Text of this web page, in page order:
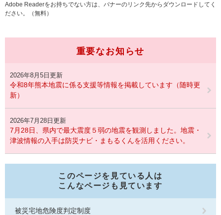
Adobe Readerをお持ちでない方は、バナーのリンク先からダウンロードしてく
ださい。（無料）
重要なお知らせ
2026年8月5日更新
令和8年熊本地震に係る支援等情報を掲載しています（随時更
新）
2026年7月28日更新
7月28日、県内で最大震度５弱の地震を観測しました。地震・
津波情報の入手は防災ナビ・まもるくんを活用ください。
このページを見ている人は
こんなページも見ています
被災宅地危険度判定制度